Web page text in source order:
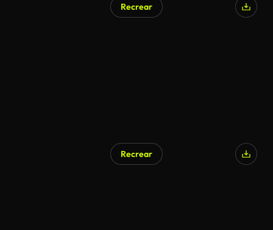
Recrear
Recrear